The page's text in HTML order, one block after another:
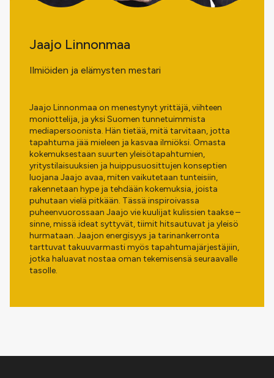
Jaajo Linnonmaa
Ilmiöiden ja elämysten mestari
Jaajo Linnonmaa on menestynyt yrittäjä, viihteen
moniottelija, ja yksi Suomen tunnetuimmista
mediapersoonista. Hän tietää, mitä tarvitaan, jotta
tapahtuma jää mieleen ja kasvaa ilmiöksi. Omasta
kokemuksestaan suurten yleisötapahtumien,
yritystilaisuuksien ja huippusuosittujen konseptien
luojana Jaajo avaa, miten vaikutetaan tunteisiin,
rakennetaan hype ja tehdään kokemuksia, joista
puhutaan vielä pitkään. Tässä inspiroivassa
puheenvuorossaan Jaajo vie kuulijat kulissien taakse –
sinne, missä ideat syttyvät, tiimit hitsautuvat ja yleisö
hurmataan. Jaajon energisyys ja tarinankerronta
tarttuvat takuuvarmasti myös tapahtumajärjestäjiin,
jotka haluavat nostaa oman tekemisensä seuraavalle
tasolle.